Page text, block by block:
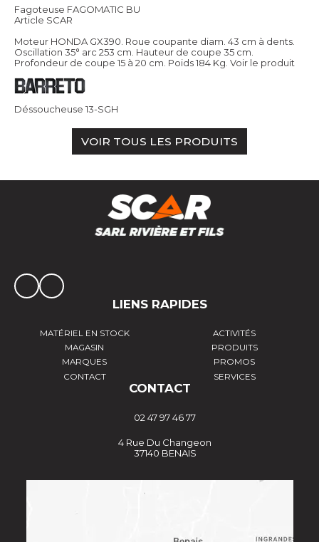
Fagoteuse FAGOMATIC BU
Article SCAR
Moteur HONDA GX390. Roue coupante diam. 43 cm à dents.
Oscillation 35° arc 253 cm. Hauteur de coupe 35 cm.
Profondeur de coupe 15 à 20 cm. Poids 184 Kg. Voir le produit
Déssoucheuse 13-SGH
VOIR TOUS LES PRODUITS
LIENS RAPIDES
MATÉRIEL EN STOCK
ACTIVITÉS
MAGASIN
PRODUITS
MARQUES
PROMOS
CONTACT
SERVICES
CONTACT
02 47 97 46 77
4 Rue Du Changeon
37140 BENAIS